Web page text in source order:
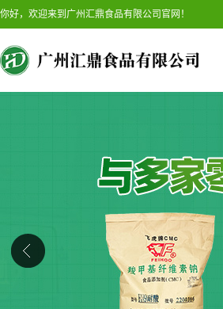
你好，欢迎来到广州汇鼎食品有限公司官网！